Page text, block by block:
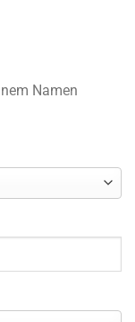
Namen